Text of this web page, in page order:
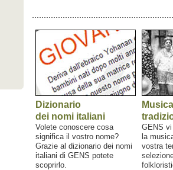
Dizionario
dei nomi italiani
Volete conoscere cosa
significa il vostro nome?
Grazie al dizionario dei nomi
italiani di GENS potete
scoprirlo.
Musica
GENS
la
vostra